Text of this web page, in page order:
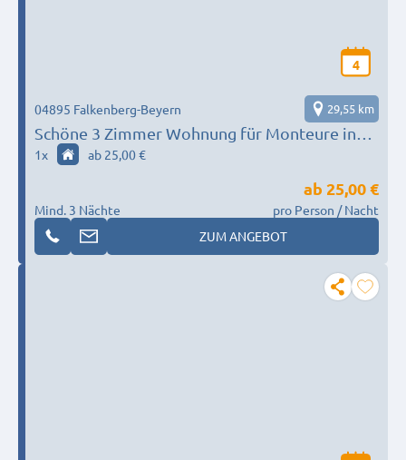
4
Schöne 3 Zimmer Wohnung für Monteure in
Falkenberg, OT Beyern
04895 Falkenberg-Beyern 29,55 km
1x ab 25,00 €
Mind. 3 Nächte
ab 25,00 €
pro Person / Nacht
ZUM ANGEBOT